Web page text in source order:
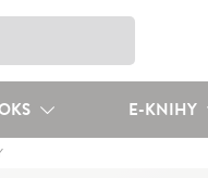
E-KNIHY